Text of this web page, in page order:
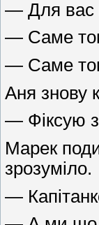
— Для вас
— Саме
— Саме
Аня знову
— Фіксую
Марек
зрозуміло.
—